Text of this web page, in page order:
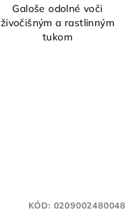
Galoše odolné voči
živočišným a rastlinným
tukom
KÓD: 0209002480048